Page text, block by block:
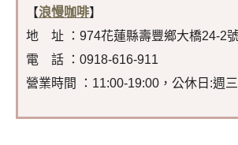
【浪慢咖啡】
地 址 ：974花蓮縣壽豐鄉大橋24-2
電 話 ：0918-616-911
營業時間 ：11:00-19:00，公休日:週三